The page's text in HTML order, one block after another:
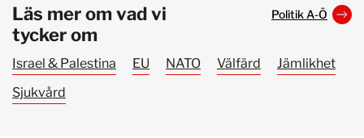
Läs mer om vad vi
tycker om
Politik A-Ö
Israel & Palestina EU NATO Välfärd
Jämlikhet
Sjukvård